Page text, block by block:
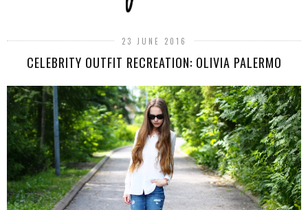
23 JUNE 2016
CELEBRITY OUTFIT RECREATION: OLIVIA PALERMO